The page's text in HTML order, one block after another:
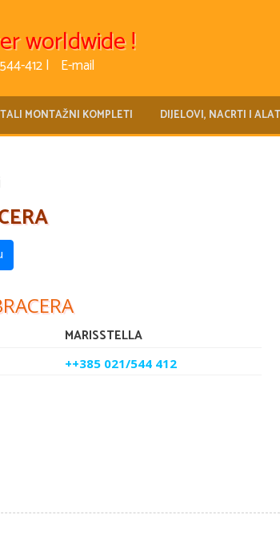
worldwide !
412 | E-mail
MONTAŽNI KOMPLETI DIJELOVI, NACRTI I
MARISSTELLA
++385 021/544 412